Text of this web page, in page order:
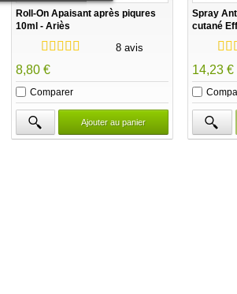
Roll-On Apaisant après piqures
10ml - Ariès
8 avis
8,80 €
Comparer
Ajouter au panier
Spray
cutané
14,23 €